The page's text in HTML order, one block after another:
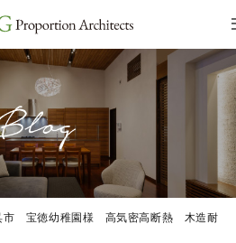
宝徳幼稚園様 高気密高断熱 木造耐